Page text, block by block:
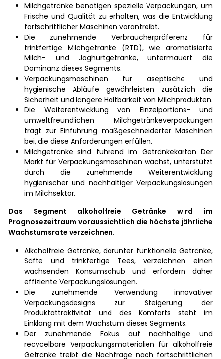
Milchgetränke benötigen spezielle Verpackungen, um
Frische und Qualität zu erhalten, was die Entwicklung
fortschrittlicher Maschinen vorantreibt.
Die zunehmende Verbraucherpräferenz für
trinkfertige Milchgetränke (RTD), wie aromatisierte
Milch- und Joghurtgetränke, untermauert die
Dominanz dieses Segments.
Verpackungsmaschinen für aseptische und
hygienische Abläufe gewährleisten zusätzlich die
Sicherheit und längere Haltbarkeit von Milchprodukten.
Die Weiterentwicklung von Einzelportions- und
umweltfreundlichen Milchgetränkeverpackungen
trägt zur Einführung maßgeschneiderter Maschinen
bei, die diese Anforderungen erfüllen.
Milchgetränke sind führend im Getränkekarton Der
Markt für Verpackungsmaschinen wächst, unterstützt
durch die zunehmende Weiterentwicklung
hygienischer und nachhaltiger Verpackungslösungen
im Milchsektor.
Das Segment alkoholfreie Getränke wird im
Prognosezeitraum voraussichtlich die höchste jährliche
Wachstumsrate verzeichnen.
Alkoholfreie Getränke, darunter funktionelle Getränke,
Säfte und trinkfertige Tees, verzeichnen einen
wachsenden Konsumschub und erfordern daher
effiziente Verpackungslösungen.
Die zunehmende Verwendung innovativer
Verpackungsdesigns zur Steigerung der
Produktattraktivität und des Komforts steht im
Einklang mit dem Wachstum dieses Segments.
Der zunehmende Fokus auf nachhaltige und
recycelbare Verpackungsmaterialien für alkoholfreie
Getränke treibt die Nachfrage nach fortschrittlichen